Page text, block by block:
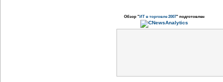
Обзор "ИТ в торговле 2007" подготовлен